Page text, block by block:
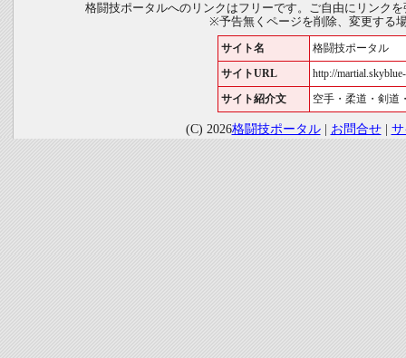
格闘技ポータルへのリンクはフリーです。ご自由にリンク
※予告無くページを削除、変更する
サイト名 格闘技ポータル
サイトURL http://
サイト紹介文 空手・柔道・剣道
(C) 2026格闘技ポータル| お問合せ|